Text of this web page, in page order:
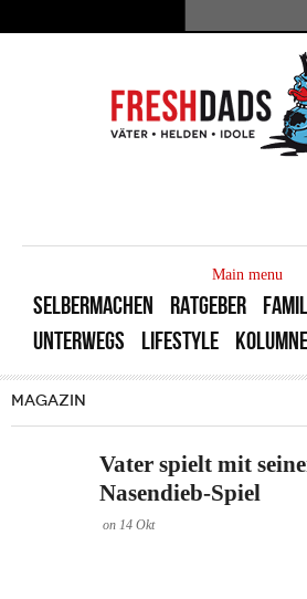
Main menu
SELBERMACHEN RATGEBER
UNTERWEGS
LIFESTYLE
MAGAZIN
Vater spielt mit
Nasendieb-Spiel
on 14 Okt